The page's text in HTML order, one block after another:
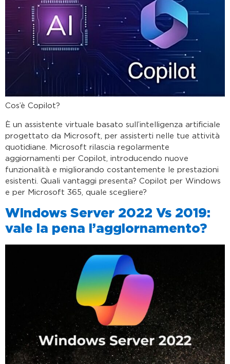
Cos’è Copilot?
È un assistente virtuale basato sull’intelligenza artificiale
progettato da Microsoft, per assisterti nelle tue attività
quotidiane. Microsoft rilascia regolarmente
aggiornamenti per Copilot, introducendo nuove
funzionalità e migliorando costantemente le prestazioni
esistenti. Quali vantaggi presenta? Copilot per Windows
e per Microsoft 365, quale scegliere?
Windows Server 2022 Vs 2019:
vale la pena l’aggiornamento?